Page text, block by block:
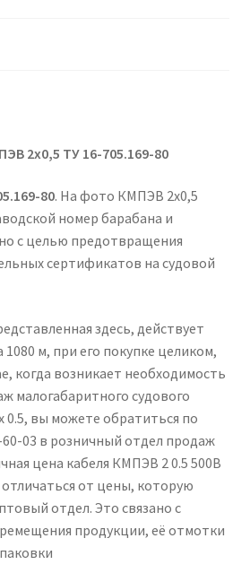
2х0,5 ТУ 16-705.169-80
80. На фото КМПЭВ 2х0,5
номер барабана и
с целью предотвращения
сертификатов на судовой
здесь, действует
1080 м, при его покупке целиком,
когда возникает необходимость
малогабаритного судового
0.5, вы можете обратиться по
03 в розничный отдел продаж
цена кабеля КМПЭВ 2 0.5 500В
от цены, которую
отдел. Это связано с
продукции, её отмотки